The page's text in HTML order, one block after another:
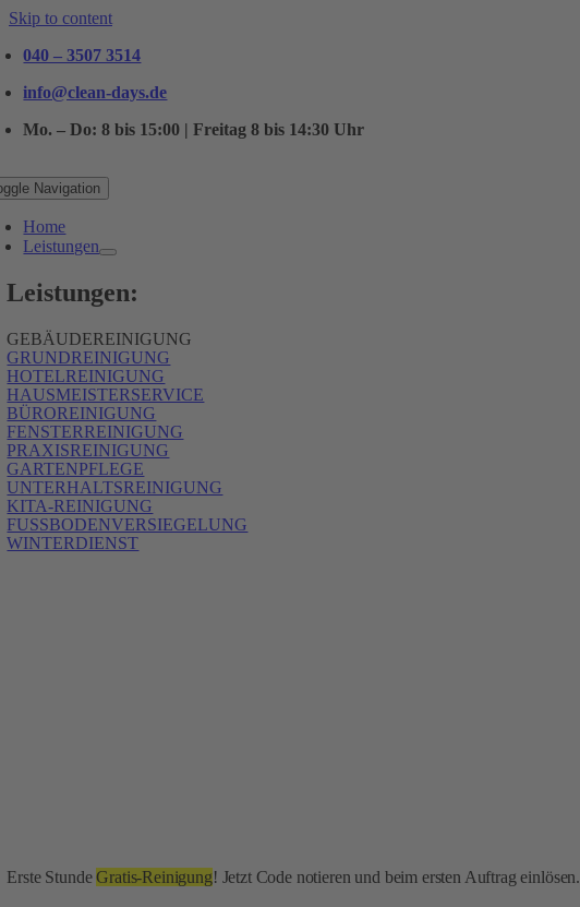
Skip to content
040 – 3507 3514
info@clean-days.de
Mo. – Do: 8 bis 15:00 | Freitag 8 bis 14:30 Uhr
Navigation
Home
Leistungen
Leistungen:
GEBÄUDEREINIGUNG
GRUNDREINIGUNG
HOTELREINIGUNG
HAUSMEISTERSERVICE
BÜROREINIGUNG
FENSTERREINIGUNG
PRAXISREINIGUNG
GARTENPFLEGE
UNTERHALTSREINIGUNG
KITA-REINIGUNG
FUSSBODENVERSIEGELUNG
WINTERDIENST
Erste StundeGratis-Reinigung! Jetzt Code notieren und beim ersten Auftrag einlösen.